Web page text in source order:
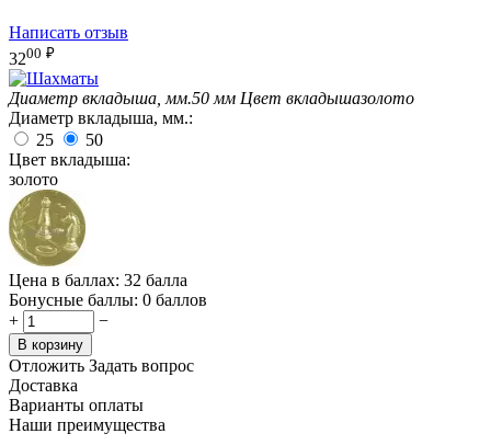
Написать отзыв
3200 ₽
Диаметр вкладыша, мм.50 мм Цвет вкладышазолото
Диаметр вкладыша, мм.:
25
50
Цвет вкладыша:
золото
Цена в баллах: 32 балла
Бонусные баллы: 0 баллов
+
−
В корзину
Отложить Задать вопрос
Доставка
Варианты оплаты
Наши преимущества